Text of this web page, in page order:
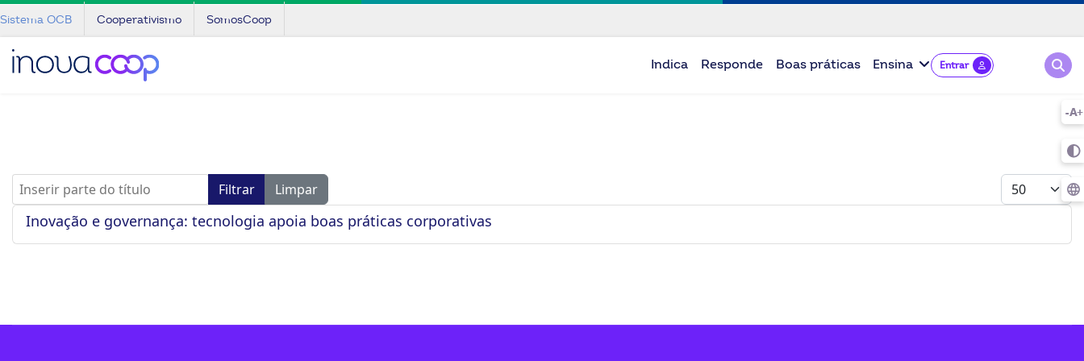
Sistema OCB Cooperativismo SomosCoop
Indica Responde Boas práticas Ensina Entrar
Inserir parte do título Filtrar Limpar Mostrar #
Inovação e governança: tecnologia apoia boas práticas corporativas